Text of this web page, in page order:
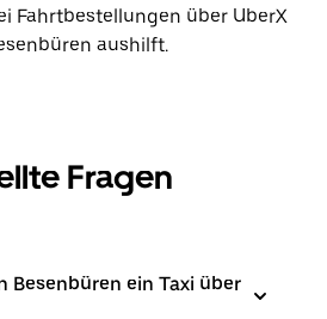
Fahrtbestellungen über UberX
aushilft.
Fragen
Besenbüren ein Taxi über